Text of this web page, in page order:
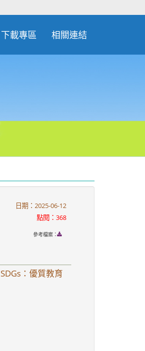
下載專區 相關連結
日期：2025-06-12
點閱：368
參考檔案：
SDGs：優質教育